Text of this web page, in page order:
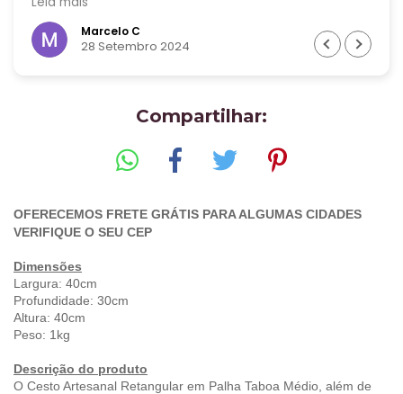
essa empresa! Valeu cada centavo !
Marcelo C
28 Setembro 2024
Compartilhar:
OFERECEMOS FRETE GRÁTIS PARA ALGUMAS CIDADES
VERIFIQUE O SEU CEP
Dimensões
Largura: 40cm
Profundidade: 30cm
Altura: 40cm
Peso: 1kg
Descrição do produto
O Cesto Artesanal Retangular em Palha Taboa Médio, além de